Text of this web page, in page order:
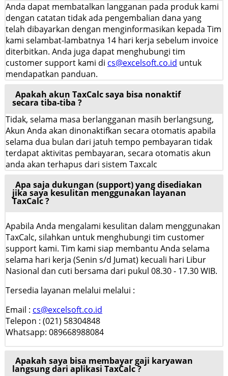
Anda dapat membatalkan langganan pada produk kami
dengan catatan tidak ada pengembalian dana yang
telah dibayarkan dengan menginformasikan kepada Tim
kami selambat-lambatnya 14 hari kerja sebelum invoice
diterbitkan. Anda juga dapat menghubungi tim
customer support kami di cs@excelsoft.co.id untuk
mendapatkan panduan.
Apakah akun TaxCalc saya bisa nonaktif
secara tiba-tiba ?
Tidak, selama masa berlangganan masih berlangsung,
Akun Anda akan dinonaktifkan secara otomatis apabila
selama dua bulan dari jatuh tempo pembayaran tidak
terdapat aktivitas pembayaran, secara otomatis akun
anda akan terhapus dari sistem Taxcalc
Apa saja dukungan (support) yang disediakan
jika saya kesulitan menggunakan layanan
TaxCalc ?
Apabila Anda mengalami kesulitan dalam menggunakan
TaxCalc, silahkan untuk menghubungi tim customer
support kami. Tim kami siap membantu Anda selama
selama hari kerja (Senin s/d Jumat) kecuali hari Libur
Nasional dan cuti bersama dari pukul 08.30 - 17.30 WIB.
Tersedia layanan melalui melalui :
Email : cs@excelsoft.co.id
Telepon : (021) 58304848
Whatsapp: 089668988084
Apakah saya bisa membayar gaji karyawan
langsung dari aplikasi TaxCalc ?